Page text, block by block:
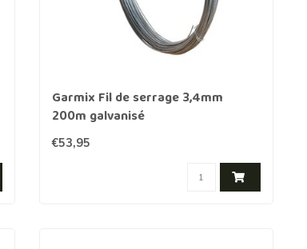
Garmix Fil de serrage 3,4mm
200m galvanisé
€53,95